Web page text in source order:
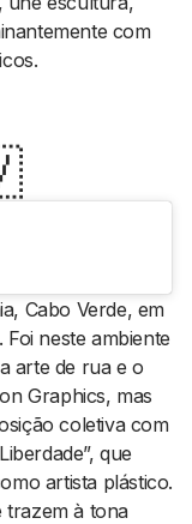
com
Cabo Verde, em
neste ambiente
arte de rua e o
Graphics, mas
coletiva com
que
artista plástico.
trazem à tona